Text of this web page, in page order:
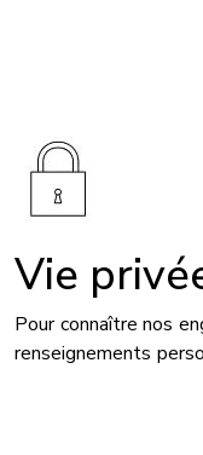
Vie
Pour connaître nos
renseignements